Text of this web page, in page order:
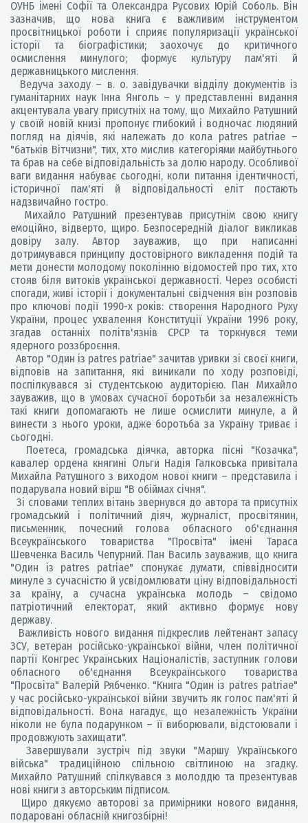
ОУНБ імені Софії та Олександра Русових Юрій Соболь. Він
зазначив, що нова книга є важливим інструментом
просвітницької роботи і сприяє популяризації української
історії та біографістики; заохочує до критичного
осмислення минулого; формує культуру пам'яті й
державницького мислення.
Ведуча заходу – в. о. завідувачки відділу документів із
гуманітарних наук Інна Янголь – у представленні видання
акцентувала увагу присутніх на тому, що Михайло Ратушний
у своїй новій книзі пропонує глибокий і водночас людяний
погляд на діячів, які належать до кола patres patriae –
"батьків Вітчизни", тих, хто мислив категоріями майбутнього
та брав на себе відповідальність за долю народу. Особливої
ваги видання набуває сьогодні, коли питання ідентичності,
історичної пам'яті й відповідальності еліт постають
надзвичайно гостро.
Михайло Ратушний презентував присутнім свою книгу
емоційно, відверто, щиро. Безпосередній діалог викликав
довіру залу. Автор зауважив, що при написанні
дотримувався принципу достовірного викладення подій та
мети донести молодому поколінню відомостей про тих, хто
стояв біля витоків української державності. Через особисті
спогади, живі історії і документальні свідчення він розповів
про ключові події 1990-х років: створення Народного Руху
України, процес ухвалення Конституції України 1996 року,
згадав останніх політв'язнів СРСР та торкнувся теми
ядерного роззброєння.
Автор "Один із patres patriae" зачитав уривки зі своєї книги,
відповів на запитання, які виникали по ходу розповіді,
поспілкувався зі студентською аудиторією. Пан Михайло
зауважив, що в умовах сучасної боротьби за незалежність
такі книги допомагають не лише осмислити минуле, а й
винести з нього уроки, адже боротьба за Україну триває і
сьогодні.
Поетеса, громадська діячка, авторка пісні "Козачка",
кавалер ордена княгині Ольги Надія Галковська привітала
Михайла Ратушного з виходом нової книги – представила і
подарувала новий вірш "В обіймах січня".
Зі словами теплих вітань звернувся до автора та присутніх
громадський і політичний діяч, журналіст, просвітянин,
письменник, почесний голова обласного об'єднання
Всеукраїнського товариства "Просвіта" імені Тараса
Шевченка Василь Чепурний. Пан Василь зауважив, що книга
"Один із patres patriae" спонукає думати, співвідносити
минуле з сучасністю й усвідомлювати ціну відповідальності
за країну, а сучасна українська молодь – свідомо
патріотичний електорат, який активно формує нову
державу.
Важливість нового видання підкреслив лейтенант запасу
ЗСУ, ветеран російсько-української війни, член політичної
партії Конгрес Українських Націоналістів, заступник голови
обласного об'єднання Всеукраїнського товариства
"Просвіта" Валерій Рябченко. "Книга "Один із patres patriae"
у час російсько-української війни звучить як голос пам'яті й
відповідальності. Вона нагадує, що незалежність України
ніколи не була подарунком – її виборювали, відстоювали і
продовжують захищати".
Завершували зустріч під звуки "Маршу Українського
війська" традиційною спільною світлиною на згадку.
Михайло Ратушний спілкувався з молоддю та презентував
нові книги з авторським підписом.
Щиро дякуємо авторові за примірники нового видання,
подаровані обласній книгозбірні!